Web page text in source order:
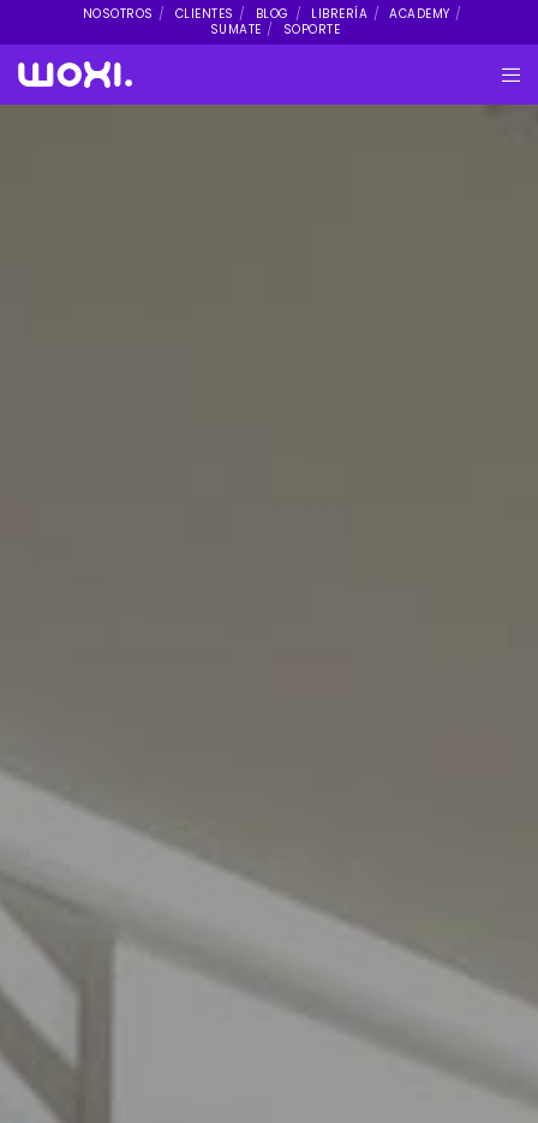
NOSOTROS CLIENTES BLOG LIBRERÍA
ACADEMY
SUMATE
SOPORTE